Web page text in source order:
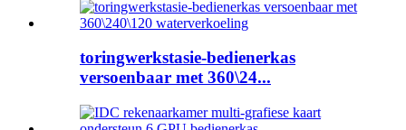
toringwerkstasie-bedienerkas
versoenbaar met 360\24...